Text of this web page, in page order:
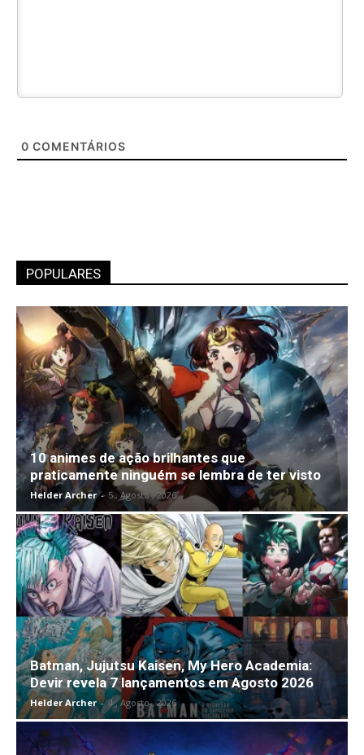
0 COMENTÁRIOS
POPULARES
10 animes de ação brilhantes que
praticamente ninguém se lembra de ter visto
Helder Archer - 5 , Agosto , 2026
Batman, Jujutsu Kaisen, My Hero Academia:
Devir revela 7 lançamentos em Agosto 2026
Helder Archer - 4 , Agosto , 2026